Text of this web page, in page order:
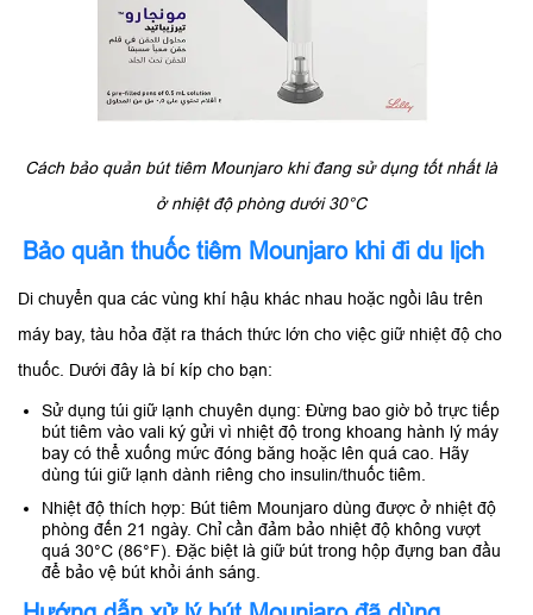
Cách bảo quản bút tiêm Mounjaro khi đang sử dụng tốt nhất là
ở nhiệt độ phòng dưới 30°C
Bảo quản thuốc tiêm Mounjaro khi đi du lịch
Di chuyển qua các vùng khí hậu khác nhau hoặc ngồi lâu trên
máy bay, tàu hỏa đặt ra thách thức lớn cho việc giữ nhiệt độ cho
thuốc. Dưới đây là bí kíp cho bạn:
Sử dụng túi giữ lạnh chuyên dụng: Đừng bao giờ bỏ trực tiếp
bút tiêm vào vali ký gửi vì nhiệt độ trong khoang hành lý máy
bay có thể xuống mức đóng băng hoặc lên quá cao. Hãy
dùng túi giữ lạnh dành riêng cho insulin/thuốc tiêm.
Nhiệt độ thích hợp: Bút tiêm Mounjaro dùng được ở nhiệt độ
phòng đến 21 ngày. Chỉ cần đảm bảo nhiệt độ không vượt
quá 30°C (86°F). Đặc biệt là giữ bút trong hộp đựng ban đầu
để bảo vệ bút khỏi ánh sáng.